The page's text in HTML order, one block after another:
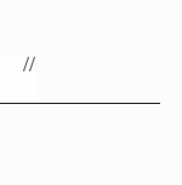
//